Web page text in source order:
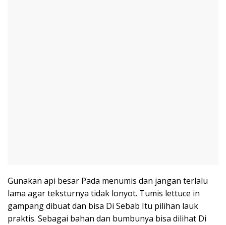
Gunakan api besar Pada menumis dan jangan terlalu
lama agar teksturnya tidak lonyot. Tumis lettuce in
gampang dibuat dan bisa Di Sebab Itu pilihan lauk
praktis. Sebagai bahan dan bumbunya bisa dilihat Di